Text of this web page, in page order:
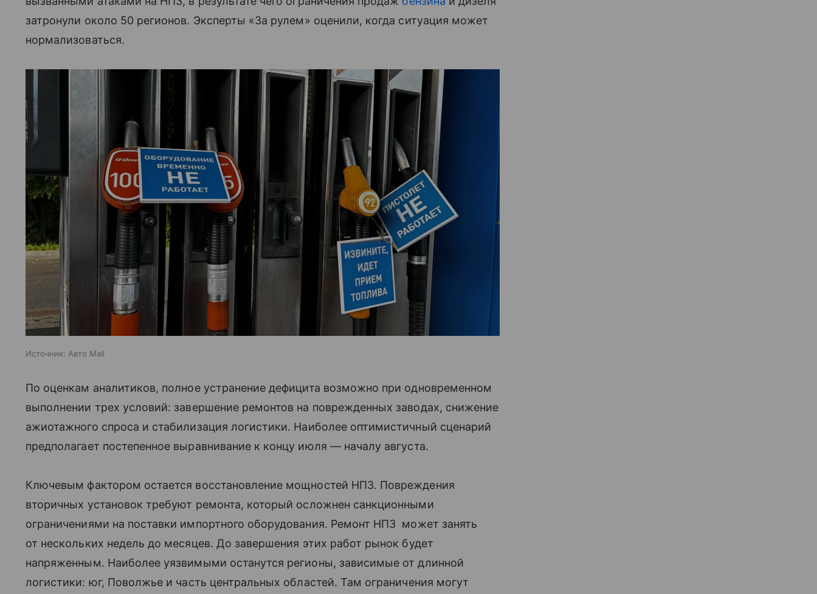
затронули около 50 регионов. Эксперты «За рулем» оценили, когда ситуация может
нормализоваться.
Источник: Авто Mail
По оценкам аналитиков, полное устранение дефицита возможно при одновременном
выполнении трех условий: завершение ремонтов на поврежденных заводах, снижение
ажиотажного спроса и стабилизация логистики. Наиболее оптимистичный сценарий
предполагает постепенное выравнивание к концу июля — началу августа.
Ключевым фактором остается восстановление мощностей НПЗ. Повреждения
вторичных установок требуют ремонта, который осложнен санкционными
ограничениями на поставки импортного оборудования. Ремонт НПЗ может занять
от нескольких недель до месяцев. До завершения этих работ рынок будет
напряженным. Наиболее уязвимыми останутся регионы, зависимые от длинной
логистики: юг, Поволжье и часть центральных областей. Там ограничения могут